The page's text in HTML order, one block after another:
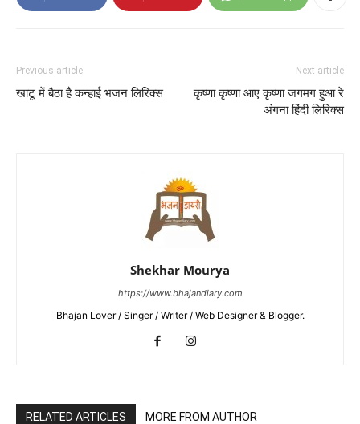
Previous article
खाटू में बैठा है कन्हाई भजन लिरिक्स
Next article
कृष्णा कृष्णा आए कृष्णा जगमग हुआ रे
अंगना हिंदी लिरिक्स
Shekhar Mourya
https://www.bhajandiary.com
Bhajan Lover / Singer / Writer / Web Designer & Blogger.
RELATED ARTICLES MORE FROM AUTHOR